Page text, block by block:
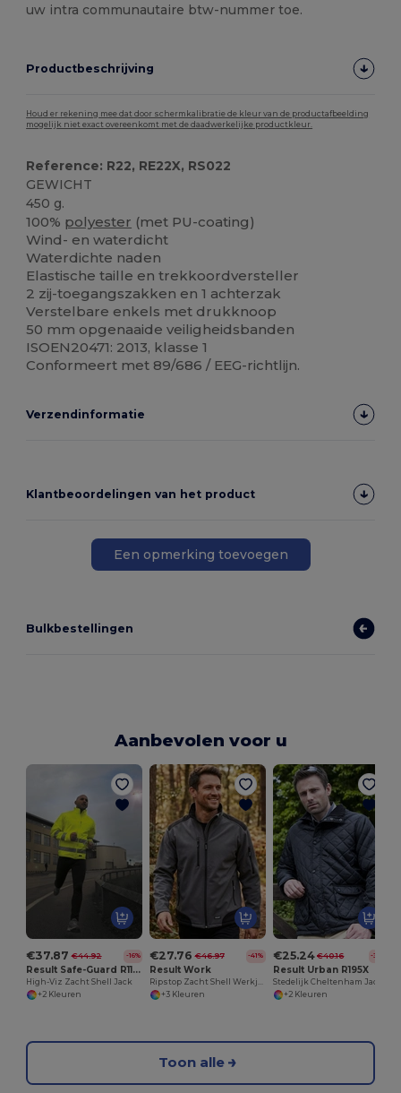
uw intra communautaire btw-nummer toe.
Productbeschrijving
Houd er rekening mee dat door schermkalibratie de kleur van de productafbeelding
mogelijk niet exact overeenkomt met de daadwerkelijke productkleur.
Reference: R22, RE22X, RS022
GEWICHT
450 g.
100% polyester (met PU-coating)
Wind- en waterdicht
Waterdichte naden
Elastische taille en trekkoordversteller
2 zij-toegangszakken en 1 achterzak
Verstelbare enkels met drukknoop
50 mm opgenaaide veiligheidsbanden
ISOEN20471: 2013, klasse 1
Conformeert met 89/686 / EEG-richtlijn.
Verzendinformatie
Klantbeoordelingen van het product
Een opmerking toevoegen
Bulkbestellingen
Aanbevolen voor u
€37.87 €44.92 -16%
Result Safe-Guard R117X
High-Viz Zacht Shell Jack
+2 Kleuren
€27.76 €46.97 -41%
Result Work
+3 Kleuren
€25.24 €40.16 -37%
Result Urban R195X
Stedelijk Cheltenham Jack
+2 Kleuren
Toon alle